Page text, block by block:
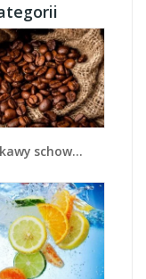
w ciemnym worku - JN660